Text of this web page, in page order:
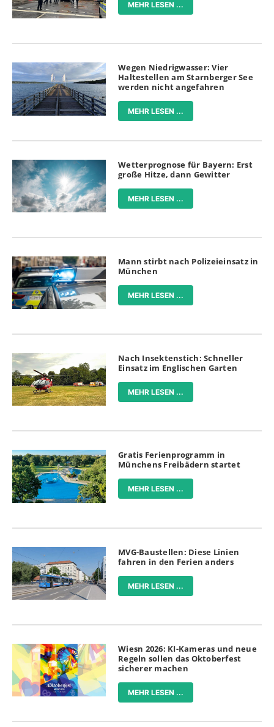
MEHR LESEN ...
Wegen Niedrigwasser: Vier
Haltestellen am Starnberger See
werden nicht angefahren
MEHR LESEN ...
Wetterprognose für Bayern: Erst
große Hitze, dann Gewitter
MEHR LESEN ...
Mann stirbt nach Polizeieinsatz in
München
MEHR LESEN ...
Nach Insektenstich: Schneller
Einsatz im Englischen Garten
MEHR LESEN ...
Gratis Ferienprogramm in
Münchens Freibädern startet
MEHR LESEN ...
MVG-Baustellen: Diese Linien
fahren in den Ferien anders
MEHR LESEN ...
Wiesn 2026: KI-Kameras und neue
Regeln sollen das Oktoberfest
sicherer machen
MEHR LESEN ...